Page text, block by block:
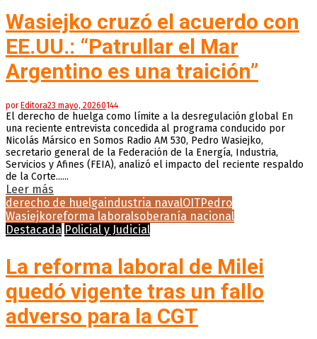
Wasiejko cruzó el acuerdo con
EE.UU.: “Patrullar el Mar
Argentino es una traición”
por Editora23 mayo, 20260144
El derecho de huelga como límite a la desregulación global En
una reciente entrevista concedida al programa conducido por
Nicolás Mársico en Somos Radio AM 530, Pedro Wasiejko,
secretario general de la Federación de la Energía, Industria,
Servicios y Afines (FEIA), analizó el impacto del reciente respaldo
de la Corte......
Leer más
derecho de huelgaindustria navalOITPedro
Wasiejkoreforma laboralsoberanía nacional
Destacada Policial y Judicial
La reforma laboral de Milei
quedó vigente tras un fallo
adverso para la CGT